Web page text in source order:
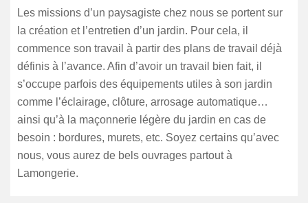
Les missions d’un paysagiste chez nous se portent sur
la création et l’entretien d’un jardin. Pour cela, il
commence son travail à partir des plans de travail déjà
définis à l’avance. Afin d’avoir un travail bien fait, il
s’occupe parfois des équipements utiles à son jardin
comme l’éclairage, clôture, arrosage automatique…
ainsi qu’à la maçonnerie légère du jardin en cas de
besoin : bordures, murets, etc. Soyez certains qu’avec
nous, vous aurez de bels ouvrages partout à
Lamongerie.